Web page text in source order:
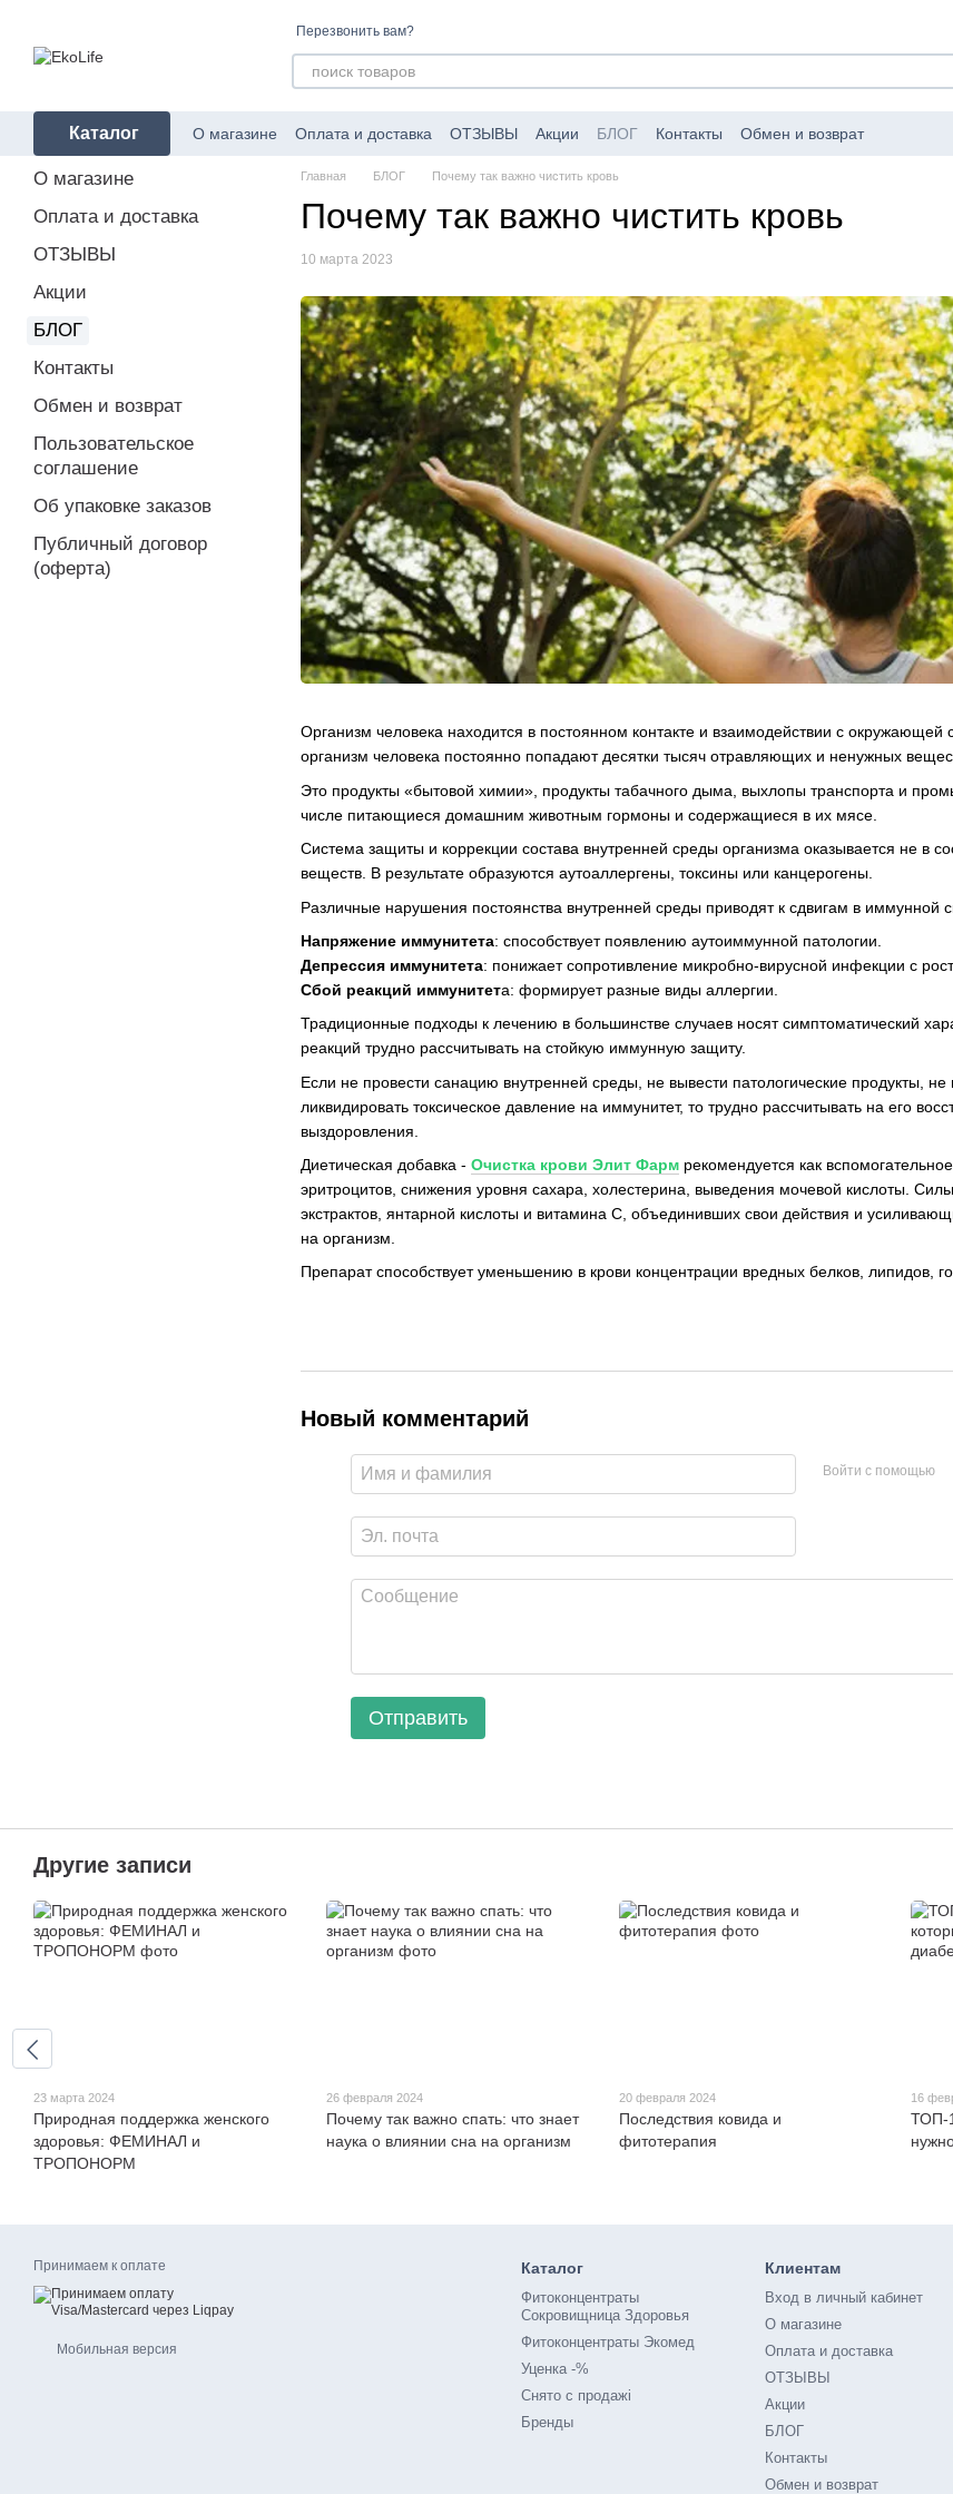
Перезвонить вам?
Каталог О магазине Оплата и доставка ОТЗЫВЫ Акции БЛОГ Контакты
Обмен и возврат
Главная БЛОГ Почему так важно чистить кровь
Почему так важно чистить кровь
10 марта 2023
Организм человека находится в постоянном контакте и взаимодействии с
организм человека постоянно попадают десятки тысяч отравляющих и ненужных
Это продукты «бытовой химии», продукты табачного дыма, выхлопы транспорта и
числе питающиеся домашним животным гормоны и содержащиеся в их мясе.
Система защиты и коррекции состава внутренней среды организма оказывается не в
веществ. В результате образуются аутоаллергены, токсины или канцерогены.
Различные нарушения постоянства внутренней среды приводят к сдвигам в
Напряжение иммунитета: способствует появлению аутоиммунной патологии.
Депрессия иммунитета: понижает сопротивление микробно-вирусной инфекции с
Сбой реакций иммунитета: формирует разные виды аллергии.
Традиционные подходы к лечению в большинстве случаев носят симптоматический
реакций трудно рассчитывать на стойкую иммунную защиту.
Если не провести санацию внутренней среды, не вывести патологические продукты,
ликвидировать токсическое давление на иммунитет, то трудно рассчитывать на его
выздоровления.
Диетическая добавка - Очистка крови Элит Фарм рекомендуется как
эритроцитов, снижения уровня сахара, холестерина, выведения мочевой кислоты.
экстрактов, янтарной кислоты и витамина С, объединивших свои действия и
на организм.
Препарат способствует уменьшению в крови концентрации вредных белков, липидов,
Новый комментарий
Войти с помощью
Отправить
О магазине
Оплата и доставка
ОТЗЫВЫ
Акции
БЛОГ
Контакты
Обмен и возврат
Пользовательское
соглашение
Об упаковке заказов
Публичный договор
(оферта)
Другие записи
23 марта 2024
Природная поддержка женского
здоровья: ФЕМИНАЛ и
ТРОПОНОРМ
26 февраля 2024
Почему так важно спать: что знает
наука о влиянии сна на организм
20 февраля 2024
Последствия ковида и
фитотерапия
16
ТОП-
Принимаем к оплате
Мобильная версия
Каталог
Фитоконцентраты
Сокровищница Здоровья
Фитоконцентраты Экомед
Уценка -%
Снято с продажі
Бренды
Клиентам
Вход в личный кабинет
О магазине
Оплата и доставка
ОТЗЫВЫ
Акции
БЛОГ
Контакты
Обмен и возврат